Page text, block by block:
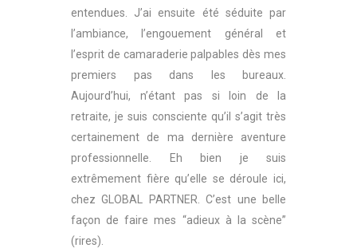
entendues. J’ai ensuite été séduite par
l’ambiance, l’engouement général et
l’esprit de camaraderie palpables dès mes
premiers pas dans les bureaux.
Aujourd’hui, n’étant pas si loin de la
retraite, je suis consciente qu’il s’agit très
certainement de ma dernière aventure
professionnelle. Eh bien je suis
extrêmement fière qu’elle se déroule ici,
chez GLOBAL PARTNER. C’est une belle
façon de faire mes “adieux à la scène”
(rires)